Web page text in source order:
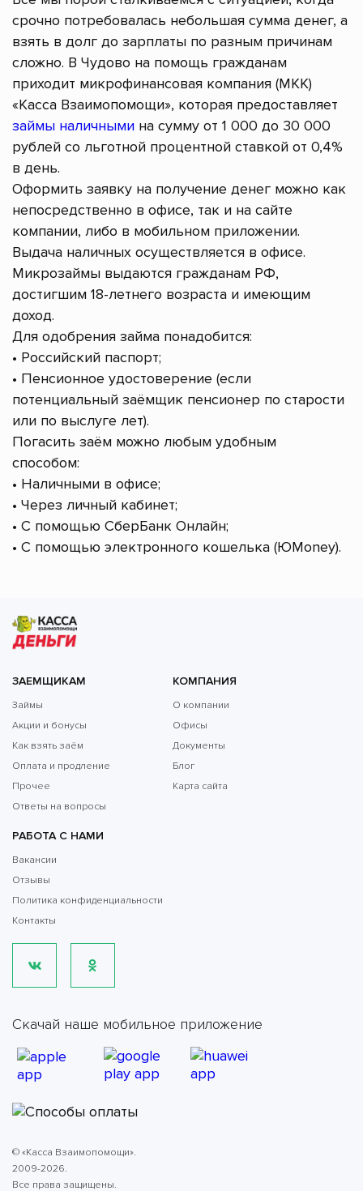
срочно потребовалась небольшая сумма денег, а
взять в долг до зарплаты по разным причинам
сложно. В Чудово на помощь гражданам
приходит микрофинансовая компания (МКК)
«Касса Взаимопомощи», которая предоставляет
займы наличными на сумму от 1 000 до 30 000
рублей со льготной процентной ставкой от 0,4%
в день.
Оформить заявку на получение денег можно как
непосредственно в офисе, так и на сайте
компании, либо в мобильном приложении.
Выдача наличных осуществляется в офисе.
Микрозаймы выдаются гражданам РФ,
достигшим 18-летнего возраста и имеющим
доход.
Для одобрения займа понадобится:
• Российский паспорт;
• Пенсионное удостоверение (если
потенциальный заёмщик пенсионер по старости
или по выслуге лет).
Погасить заём можно любым удобным
способом:
• Наличными в офисе;
• Через личный кабинет;
• С помощью СберБанк Онлайн;
• С помощью электронного кошелька (ЮMoney).
ЗАЕМЩИКАМ
Займы
Акции и бонусы
Как взять заём
Оплата и продление
Прочее
Ответы на вопросы
КОМПАНИЯ
О компании
Офисы
Документы
Блог
Карта сайта
РАБОТА С НАМИ
Вакансии
Отзывы
Политика конфиденциальности
Контакты
Скачай наше мобильное приложение
© «Касса Взаимопомощи».
2009-2026.
Все права защищены.